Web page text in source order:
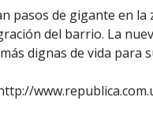
pasos de gigante en
del barrio. La
dignas de vida para